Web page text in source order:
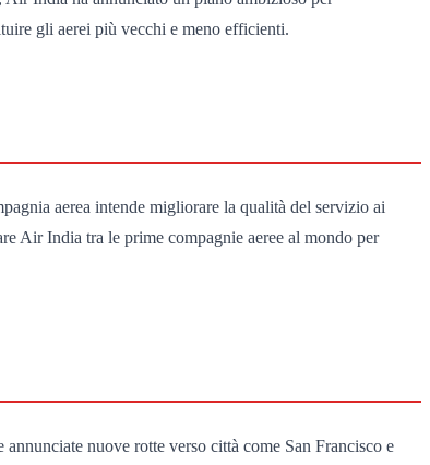
gli aerei più vecchi e meno efficienti.
aerea intende migliorare la qualità del servizio ai
Air India tra le prime compagnie aeree al mondo per
nuove rotte verso città come San Francisco e